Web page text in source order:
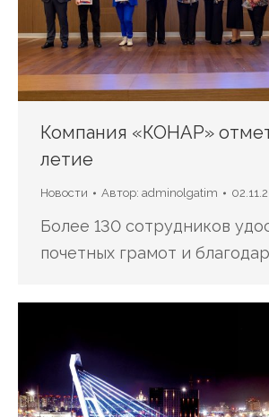
Компания «КОНАР»
летие
Новости Автор: adminolgatim
Более 130 сотрудников
почетных грамот и